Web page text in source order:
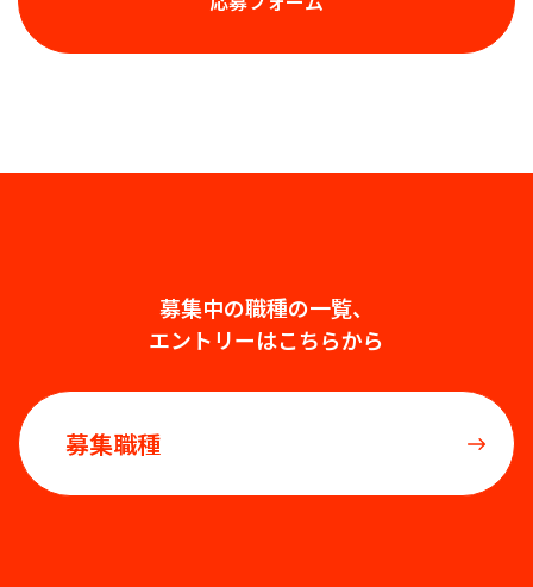
募集中の職種の一覧、
エントリーはこちらから
募集職種